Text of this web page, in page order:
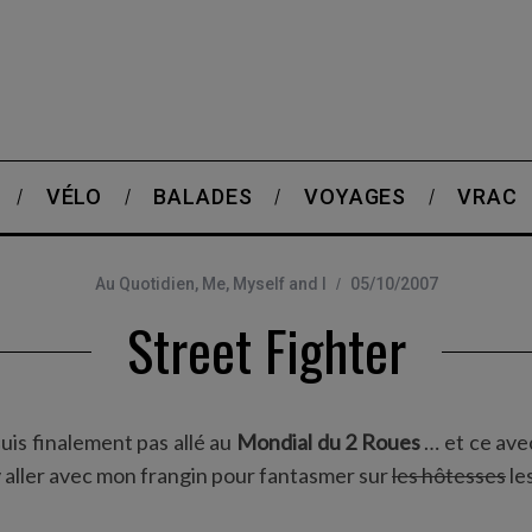
VÉLO BALADES VOYAGES VRAC
Au Quotidien, Me, Myself and I 05/10/2007
Street Fighter
finalement pas allé au Mondial du 2 Roues… et ce
avec mon frangin pour fantasmer surles hôtesses